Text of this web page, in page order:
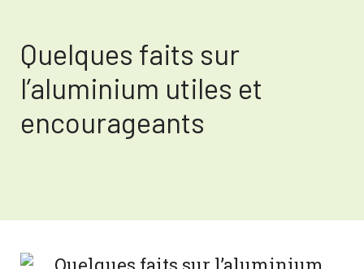
Quelques faits sur
l’aluminium utiles et
encourageants